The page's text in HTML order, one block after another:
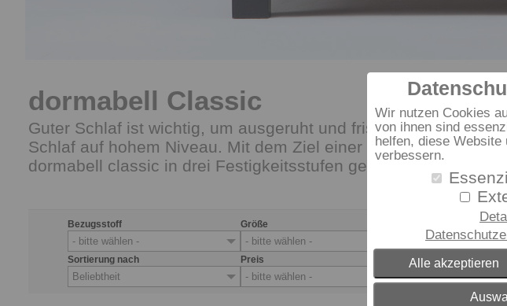
Wir nutzen Cookies
von ihnen sind
helfen, diese
verbessern.
Alle akzeptieren
dormabell Classic
Guter Schlaf ist wichtig, um ausgeruht und frisch in den Tag
Schlaf auf hohem Niveau. Mit dem Ziel einer optimalen
dormabell classic in drei Festigkeitsstufen gefertigt.
Bezugsstoff
- bitte wählen -
Größe
- bitte wählen - - bitte wählen -
Sortierung nach
Beliebtheit
Preis
- bitte wählen -